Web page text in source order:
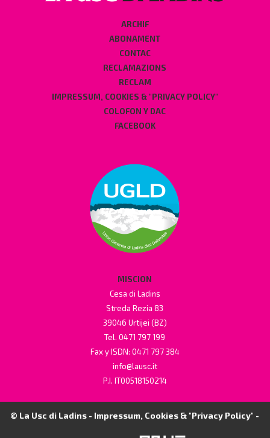
ARCHIF
ABONAMENT
CONTAC
RECLAMAZIONS
RECLAM
IMPRESSUM, COOKIES & "PRIVACY POLICY"
COLOFON Y DAC
FACEBOOK
MISCION
Cesa di Ladins
Streda Rezia 83
39046 Urtijei (BZ)
Tel. 0471 797 199
Fax y ISDN: 0471 797 384
info@lausc.it
P.I. IT00518150214
© La Usc di Ladins - Impressum, Cookies & "Privacy Policy" -